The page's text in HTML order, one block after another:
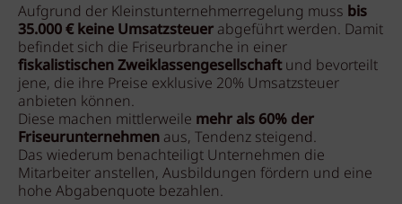
Aufgrund der Kleinstunternehmerregelung muss bis
35.000 € keine Umsatzsteuer abgeführt werden. Damit
befindet sich die Friseurbranche in einer
fiskalistischen Zweiklassengesellschaftund bevorteilt
jene, die ihre Preise exklusive 20% Umsatzsteuer
anbieten können.
Diese machen mittlerweile mehr als 60% der
Friseurunternehmen aus, Tendenz steigend.
Das wiederum benachteiligt Unternehmen die
Mitarbeiter anstellen, Ausbildungen fördern und eine
hohe Abgabenquote bezahlen.